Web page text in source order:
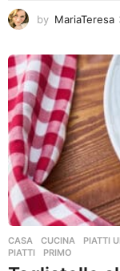
by MariaTeresa
CASA ,CUCINA ,PIATTI
PIATTI
,PRIMO